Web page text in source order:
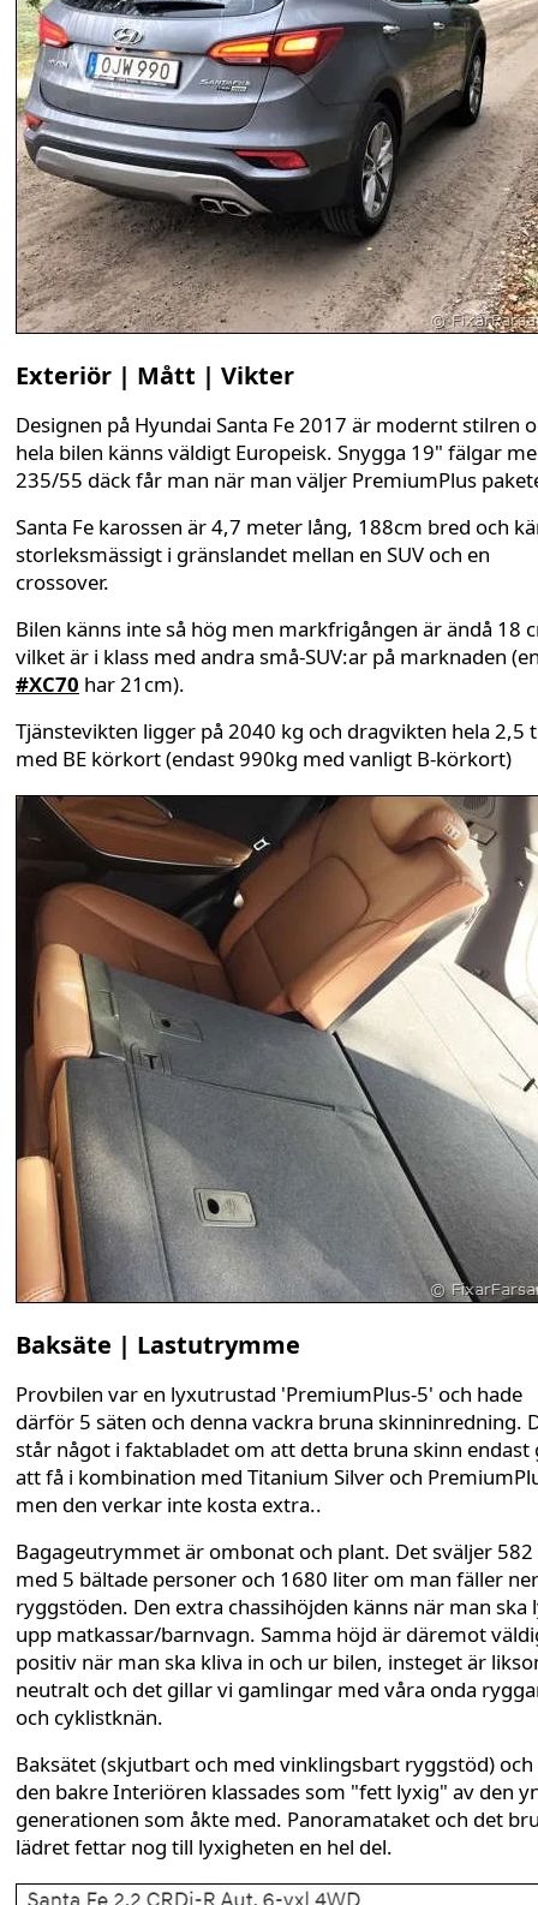
Exteriör | Mått | Vikter
Designen på Hyundai Santa Fe 2017 är modernt stilren
hela bilen känns väldigt Europeisk. Snygga 19" fälgar
235/55 däck får man när man väljer PremiumPlus
Santa Fe karossen är 4,7 meter lång, 188cm bred och
storleksmässigt i gränslandet mellan en SUV och en
crossover.
Bilen känns inte så hög men markfrigången är ändå 18
vilket är i klass med andra små-SUV:ar på marknaden
#XC70 har 21cm).
Tjänstevikten ligger på 2040 kg och dragvikten hela 2,5
med BE körkort (endast 990kg med vanligt B-körkort)
Baksäte | Lastutrymme
Provbilen var en lyxutrustad 'PremiumPlus-5' och hade
därför 5 säten och denna vackra bruna skinninredning.
står något i faktabladet om att detta bruna skinn endast
att få i kombination med Titanium Silver och
men den verkar inte kosta extra..
Bagageutrymmet är ombonat och plant. Det sväljer
med 5 bältade personer och 1680 liter om man fäller ner
ryggstöden. Den extra chassihöjden känns när man ska
upp matkassar/barnvagn. Samma höjd är däremot
positiv när man ska kliva in och ur bilen, insteget är
neutralt och det gillar vi gamlingar med våra onda
och cyklistknän.
Baksätet (skjutbart och med vinklingsbart ryggstöd) och
den bakre Interiören klassades som "fett lyxig" av den
generationen som åkte med. Panoramataket och det
lädret fettar nog till lyxigheten en hel del.